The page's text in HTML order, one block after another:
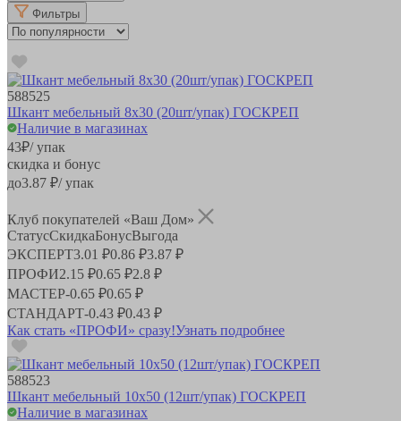
Фильтры
588525
Шкант мебельный 8х30 (20шт/упак) ГОСКРЕП
Наличие в магазинах
43₽/ упак
скидка и бонус
до3.87 ₽/ упак
Клуб покупателей «Ваш Дом»
СтатусСкидкаБонусВыгода
ЭКСПЕРТ3.01 ₽0.86 ₽3.87 ₽
ПРОФИ2.15 ₽0.65 ₽2.8 ₽
МАСТЕР-0.65 ₽0.65 ₽
СТАНДАРТ-0.43 ₽0.43 ₽
Как стать «ПРОФИ» сразу!Узнать подробнее
588523
Шкант мебельный 10х50 (12шт/упак) ГОСКРЕП
Наличие в магазинах